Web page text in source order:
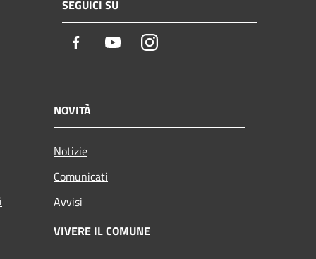
SEGUICI SU
Facebook YoutubeInstagram
NOVITÀ
Notizie
Comunicati
Avvisi
VIVERE IL COMUNE